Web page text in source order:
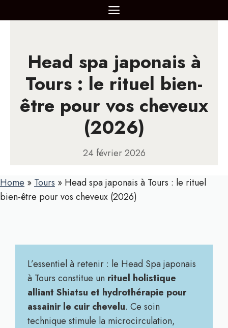
au
MENU
Head spa japonais à
Tours : le rituel bien-
être pour vos cheveux
(2026)
24 février 2026
Home » Tours » Head spa japonais à Tours : le rituel
bien-être pour vos cheveux (2026)
L’essentiel à retenir : le Head Spa japonais
à Tours constitue un rituel holistique
alliant Shiatsu et hydrothérapie pour
assainir le cuir chevelu. Ce soin
technique stimule la microcirculation,